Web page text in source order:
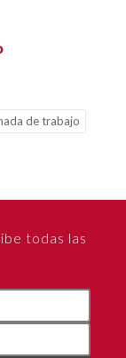
de trabajo
todas las